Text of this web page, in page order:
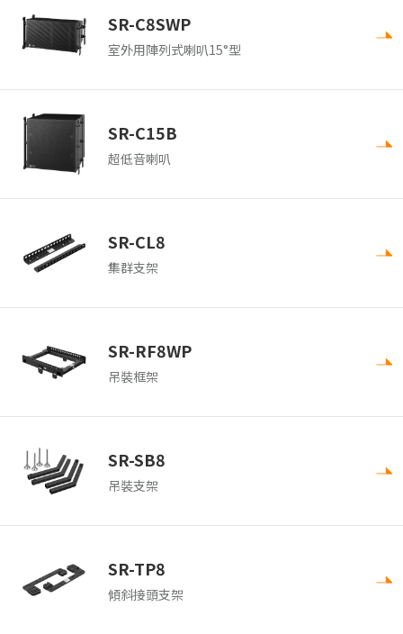
SR-C8SWP
室外用陣列式喇叭15°型
SR-C15B
超低音喇叭
SR-CL8
集群支架
SR-RF8WP
吊裝框架
SR-SB8
吊裝支架
SR-TP8
傾斜接頭支架